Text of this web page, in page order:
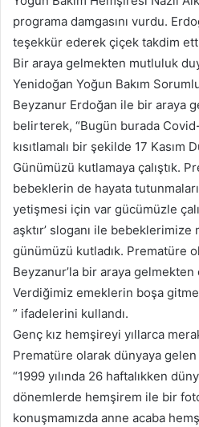
programa damgasını vurdu.
teşekkür ederek çiçek takdim
Bir araya gelmekten mutluluk
Yenidoğan Yoğun Bakım
Beyzanur Erdoğan ile bir araya
belirterek, “Bugün burada Covid-
kısıtlamalı bir şekilde 17 Kasım
Günümüzü kutlamaya çalıştık.
bebeklerin de hayata
yetişmesi için var gücümüzle
aşktır’ sloganı ile
günümüzü kutladık. Prematüre
Beyzanur’la bir araya gelmekten
Verdiğimiz emeklerin boşa
” ifadelerini kullandı.
Genç kız hemşireyi yıllarca
Prematüre olarak dünyaya
“1999 yılında 26 haftalıkken
dönemlerde hemşirem ile bir
konuşmamızda anne acaba